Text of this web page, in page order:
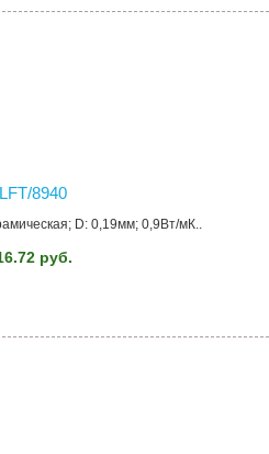
8940
D: 0,19мм; 0,9Вт/мК..
руб.